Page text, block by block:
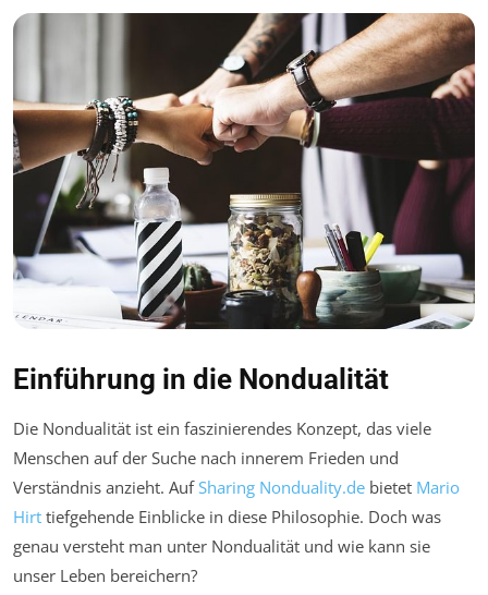
Einführung in die Nondualität
Die Nondualität ist ein faszinierendes Konzept, das viele
Menschen auf der Suche nach innerem Frieden und
Verständnis anzieht. AufSharing Nonduality.de bietet Mario
Hirt tiefgehende Einblicke in diese Philosophie. Doch was
genau versteht man unter Nondualität und wie kann sie
unser Leben bereichern?